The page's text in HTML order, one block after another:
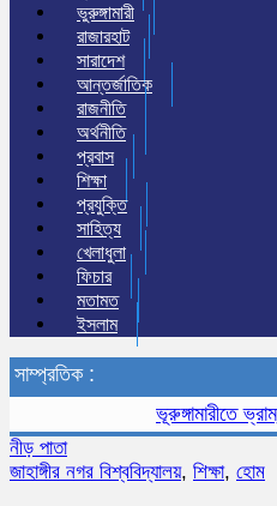
ভুরুঙ্গামারী
রাজারহাট
সারাদেশ
আন্তর্জাতিক
রাজনীতি
অর্থনীতি
প্রবাস
শিক্ষা
প্রযুক্তি
সাহিত্য
খেলাধুলা
ফিচার
মতামত
ইসলাম
সাম্প্রতিক :
ভূরুঙ্গামারীতে
নীড় পাতা
জাহাঙ্গীর নগর বিশ্ববিদ্যালয়, শিক্ষা, হোম